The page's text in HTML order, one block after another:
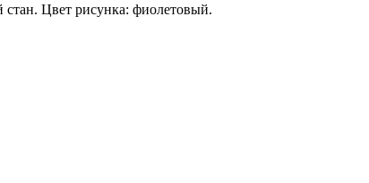
Цвет рисунка: фиолетовый.